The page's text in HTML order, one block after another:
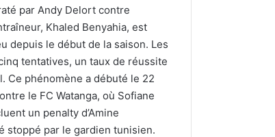
par Andy Delort contre
Khaled Benyahia, est
depuis le début de la saison. Les
tentatives, un taux de réussite
Ce phénomène a débuté le 22
le FC Watanga, où Sofiane
un penalty d’Amine
stoppé par le gardien tunisien.